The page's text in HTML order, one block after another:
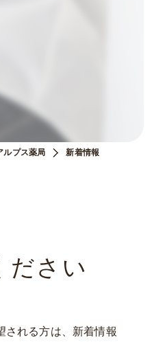
ルプス薬局 新着情報
ださい
される方は、新着情報